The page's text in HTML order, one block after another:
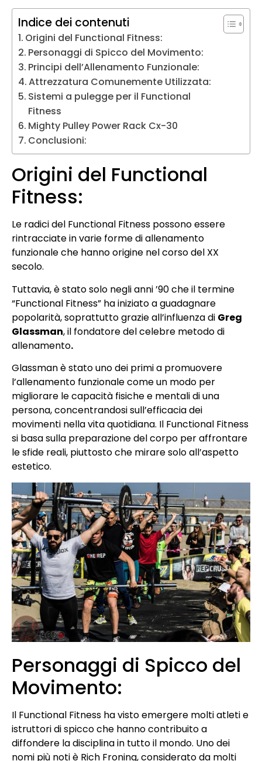
Indice dei contenuti
Origini del Functional Fitness:
Personaggi di Spicco del Movimento:
Principi dell’Allenamento Funzionale:
Attrezzatura Comunemente Utilizzata:
Sistemi a pulegge per il Functional
Fitness
Mighty Pulley Power Rack Cx-30
Conclusioni:
Origini del Functional
Fitness:
Le radici del Functional Fitness possono essere
rintracciate in varie forme di allenamento
funzionale che hanno origine nel corso del XX
secolo.
Tuttavia, è stato solo negli anni ’90 che il termine
“Functional Fitness” ha iniziato a guadagnare
popolarità, soprattutto grazie all’influenza di Greg
Glassman, il fondatore del celebre metodo di
allenamento.
Glassman è stato uno dei primi a promuovere
l’allenamento funzionale come un modo per
migliorare le capacità fisiche e mentali di una
persona, concentrandosi sull’efficacia dei
movimenti nella vita quotidiana. Il Functional Fitness
si basa sulla preparazione del corpo per affrontare
le sfide reali, piuttosto che mirare solo all’aspetto
estetico.
Personaggi di Spicco del
Movimento:
Il Functional Fitness ha visto emergere molti atleti e
istruttori di spicco che hanno contribuito a
diffondere la disciplina in tutto il mondo. Uno dei
nomi più noti è Rich Froning, considerato da molti